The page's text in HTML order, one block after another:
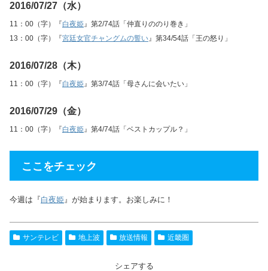
2016/07/27（水）
11：00（字）『白夜姫』第2/74話「仲直りののり巻き」
13：00（字）『宮廷女官チャングムの誓い』第34/54話「王の怒り」
2016/07/28（木）
11：00（字）『白夜姫』第3/74話「母さんに会いたい」
2016/07/29（金）
11：00（字）『白夜姫』第4/74話「ベストカップル？」
ここをチェック
今週は『白夜姫 』が始まります。お楽しみに！
サンテレビ 地上波 放送情報 近畿圏
シェアする